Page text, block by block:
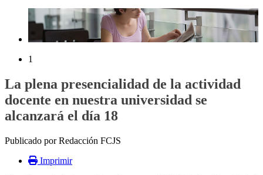
1
La plena presencialidad de la actividad
docente en nuestra universidad se
alcanzará el día 18
Publicado por Redacción FCJS
Imprimir